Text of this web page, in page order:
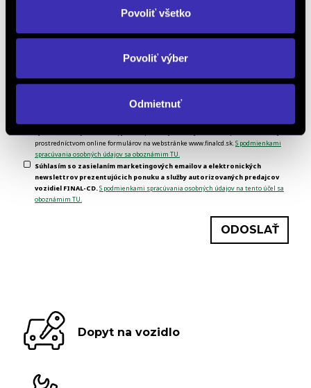
Povoliť všetko
Povoliť výber
Odmietnuť
Odkiaľ ste sa o nás dozvedeli? *
prostredníctvom online formulárov na webstránke www.finalcd.sk.S podmienkami
spracúvania osobných údajov sa oboznámim TU.
Súhlasím so zasielaním marketingových emailov a elektronických
newslettrov prezentujúcich ponuku a služby autorizovaných predajcov
vozidiel FINAL-CD.S podmienkami spracúvania osobných údajov na tento účel sa
oboznámim TU.
Dopyt na vozidlo